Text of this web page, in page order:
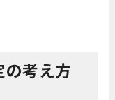
考え方